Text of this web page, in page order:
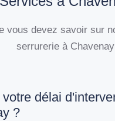
vous devez savoir sur
serrurerie à Chavenay
délai
?